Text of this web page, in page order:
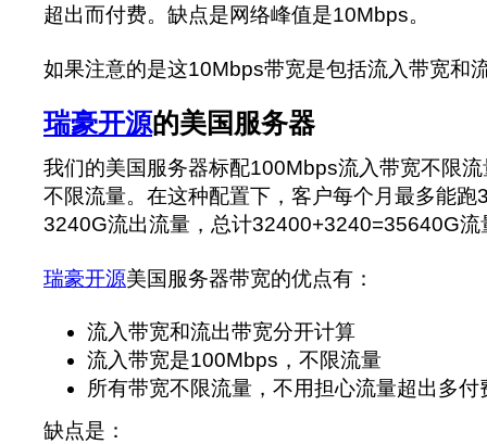
超出而付费。缺点是网络峰值是10Mbps。
如果注意的是这10Mbps带宽是包括流入带宽和
瑞豪开源的美国服务器
我们的美国服务器标配100Mbps流入带宽不限
不限流量。在这种配置下，客户每个月最多能跑
3240G流出流量，总计32400+3240=35640G流
瑞豪开源美国服务器带宽的优点有：
流入带宽和流出带宽分开计算
流入带宽是100Mbps，不限流量
所有带宽不限流量，不用担心流量超出多付
缺点是：